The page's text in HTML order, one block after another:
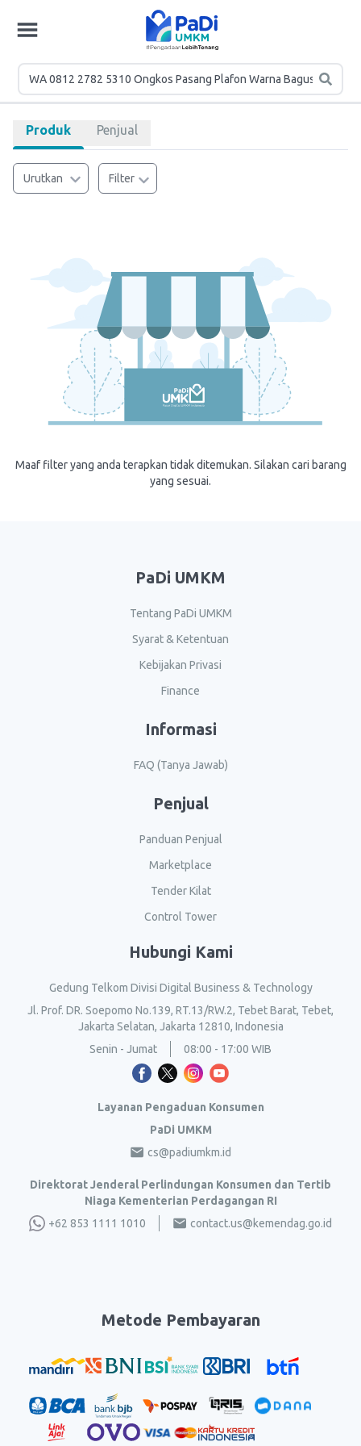
Produk Penjual
Urutkan Filter
Maaf filter yang anda terapkan tidak ditemukan. Silakan cari barang
yang sesuai.
PaDi UMKM
Tentang PaDi UMKM
Syarat & Ketentuan
Kebijakan Privasi
Finance
Informasi
FAQ (Tanya Jawab)
Penjual
Panduan Penjual
Marketplace
Tender Kilat
Control Tower
Hubungi Kami
Gedung Telkom Divisi Digital Business & Technology
Jl. Prof. DR. Soepomo No.139, RT.13/RW.2, Tebet Barat, Tebet,
Jakarta Selatan, Jakarta 12810, Indonesia
Senin - Jumat
08:00 - 17:00 WIB
Layanan Pengaduan Konsumen
PaDi UMKM
cs@padiumkm.id
Direktorat Jenderal Perlindungan Konsumen dan Tertib
Niaga Kementerian Perdagangan RI
+62 853 1111 1010
contact.us@kemendag.go.id
Metode Pembayaran